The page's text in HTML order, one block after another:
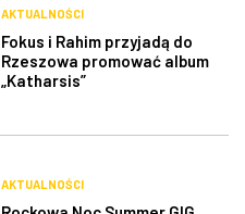
AKTUALNOŚCI
Fokus i Rahim przyjadą do
Rzeszowa promować album
„Katharsis”
AKTUALNOŚCI